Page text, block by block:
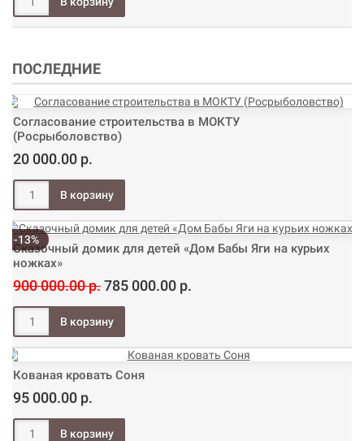
ПОСЛЕДНИЕ
Согласование строительства в МОКТУ
(Росрыболовство)
20 000.00 р.
-13%
Сказочный домик для детей «Дом Бабы Яги на курьих
ножках»
900 000.00 р.785 000.00 р.
Кованая кровать Соня
95 000.00 р.